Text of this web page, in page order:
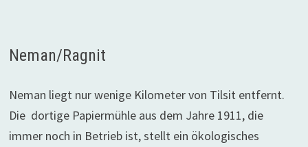
Neman/Ragnit
Neman liegt nur wenige Kilometer von Tilsit entfernt.
Die dortige Papiermühle aus dem Jahre 1911, die
immer noch in Betrieb ist, stellt ein ökologisches